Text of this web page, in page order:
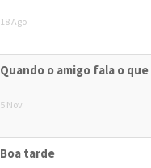
18 Ago
Quando o amigo fala o
5 Nov
Boa tarde